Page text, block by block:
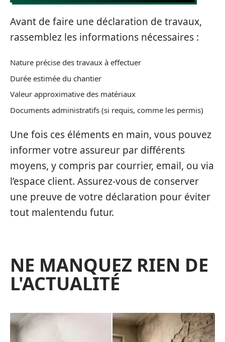
Avant de faire une déclaration de travaux,
rassemblez les informations nécessaires :
Nature précise des travaux à effectuer
Durée estimée du chantier
Valeur approximative des matériaux
Documents administratifs (si requis, comme les permis)
Une fois ces éléments en main, vous pouvez
informer votre assureur par différents
moyens, y compris par courrier, email, ou via
l’espace client. Assurez-vous de conserver
une preuve de votre déclaration pour éviter
tout malentendu futur.
NE MANQUEZ RIEN DE
L'ACTUALITÉ